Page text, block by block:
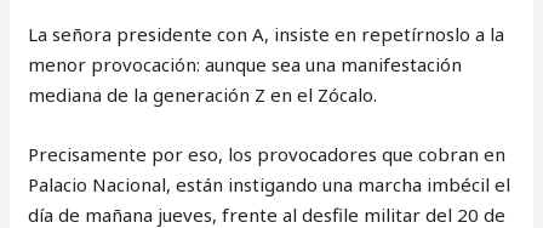
La señora presidente con A, insiste en repetírnoslo a la
menor provocación: aunque sea una manifestación
mediana de la generación Z en el Zócalo.
Precisamente por eso, los provocadores que cobran en
Palacio Nacional, están instigando una marcha imbécil el
día de mañana jueves, frente al desfile militar del 20 de